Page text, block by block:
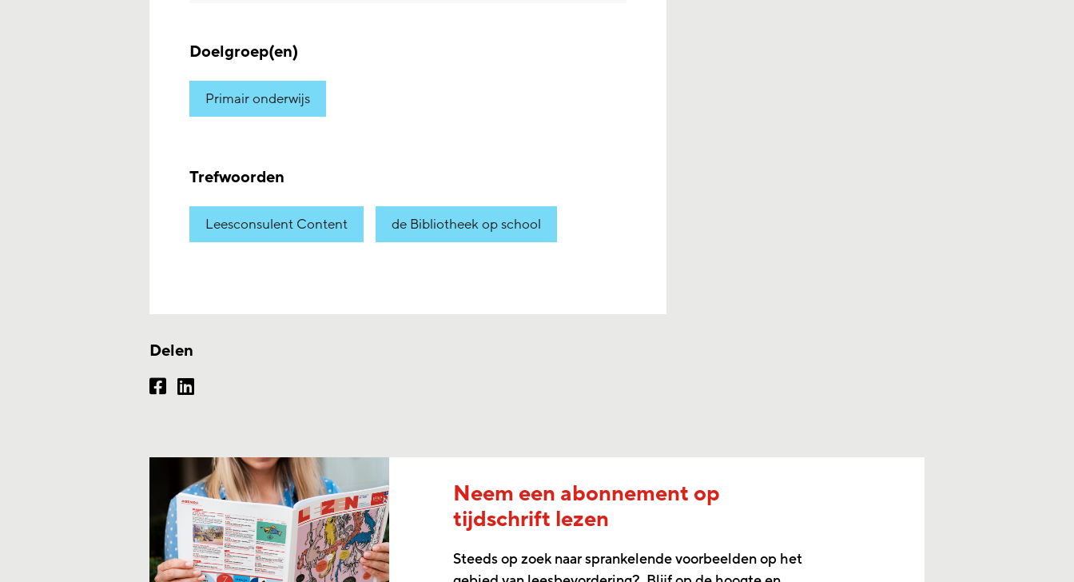
Doelgroep(en)
Primair onderwijs
Trefwoorden
Leesconsulent Content de Bibliotheek op school
Delen
Neem een abonnement op
tijdschrift lezen
Steeds op zoek naar sprankelende voorbeelden op het